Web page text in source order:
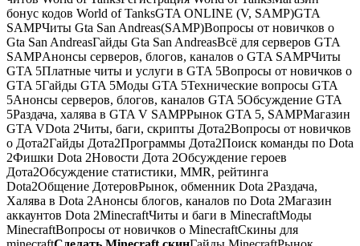
бонус кодов World of TanksGTA ONLINE (V, SAMP)GTA
SAMPЧиты Gta San Andreas(SAMP)Вопросы от новичков о
Gta San AndreasГайды Gta San AndreasВсё для серверов GTA
SAMPАнонсы серверов, блогов, каналов о GTA SAMPЧиты
GTA 5Платные читы и услуги в GTA 5Вопросы от новичков о
GTA 5Гайды GTA 5Моды GTA 5Технические вопросы GTA
5Анонсы серверов, блогов, каналов GTA 5Обсуждение GTA
5Раздача, халява в GTA V SAMPРынок GTA 5, SAMPМагазин
GTA VDota 2Читы, баги, скрипты Дота2Вопросы от новичков
о Дота2Гайды Дота2Программы Дота2Поиск команды по Dota
2Фишки Dota 2Новости Дота 2Обсуждение героев
Дота2Обсуждение статистики, MMR, рейтинга
Dota2Общение ДотеровРынок, обменник Dota 2Раздача,
Халява в Dota 2Анонсы блогов, каналов по Dota 2Магазин
аккаунтов Dota 2MinecraftЧиты и баги в MinecraftМоды
MinecraftВопросы от новичков о MinecraftСкины для